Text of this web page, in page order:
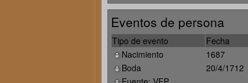
Eventos de persona
Tipo de evento Fecha
Nacimiento
1687
Boda
20/4/1712